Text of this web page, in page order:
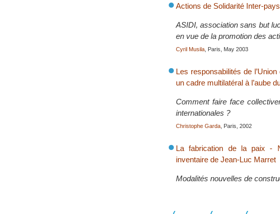
Actions de Solidarité Inter-
ASIDI, association sans but
en vue de la promotion des
Cyril Musila , Paris, May 2003
Les responsabilités de
un cadre multilatéral à l’aube
Comment faire face
internationales ?
Christophe Garda , Paris, 2002
La fabrication de la paix -
inventaire de Jean-Luc Marret
Modalités nouvelles de